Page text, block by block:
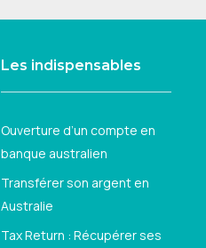
Les indispensables
Ouverture d’un compte en
banque australien
Transférer son argent en
Australie
Tax Return : Récupérer ses